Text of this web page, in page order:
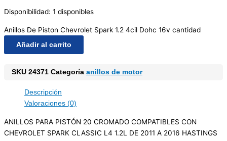
Disponibilidad: 1 disponibles
Anillos De Piston Chevrolet Spark 1.2 4cil Dohc 16v cantidad
Añadir al carrito
SKU 24371 Categoría anillos de motor
Descripción
Valoraciones (0)
ANILLOS PARA PISTÓN 20 CROMADO COMPATIBLES CON
CHEVROLET SPARK CLASSIC L4 1.2L DE 2011 A 2016 HASTINGS